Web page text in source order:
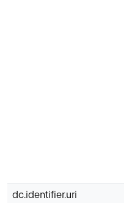
dc.identifier.uri